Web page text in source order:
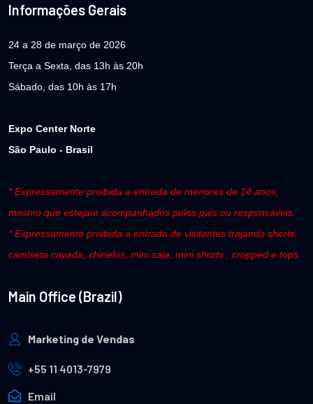
Informações Gerais
24 a 28 de março de 2026
Terça a Sexta, das 13h às 20h
Sábado, das 10h às 17h
Expo Center Norte
São Paulo - Brasil
* Expressamente proibida a entrada de menores de 14 anos,
mesmo que estejam acompanhados pelos pais ou responsáveis.
* Expressamente proibida a entrada de visitantes trajando shorts,
camiseta cavada, chinelos, mini saia, mini shorts , cropped e tops.
Main Office (Brazil)
Marketing de Vendas
+55 11 4013-7979
Email